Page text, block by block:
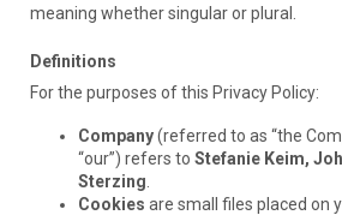
meaning whether singular or plural.
Definitions
For the purposes of this Privacy Policy:
Company(referred to as “the
“our”) refers to Stefanie Keim,
Sterzing
Cookies are small files placed on